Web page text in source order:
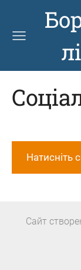
Натисніть
Сайт